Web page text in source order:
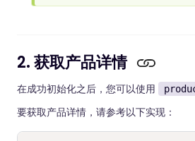
2. 获取产品详情
在成功初始化之后，您可以使用
要获取产品详情，请参考以下实现：